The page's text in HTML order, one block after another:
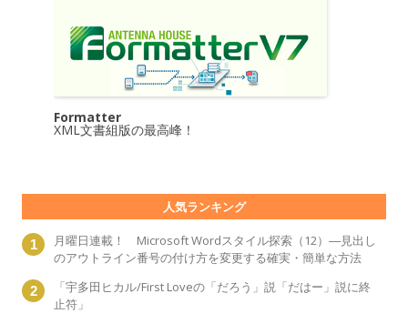
Formatter
XML文書組版の最高峰！
人気ランキング
月曜日連載！ Microsoft Wordスタイル探索（12）―見出し
のアウトライン番号の付け方を変更する確実・簡単な方法
「宇多田ヒカル/First Loveの「だろう」説「だはー」説に終
止符」